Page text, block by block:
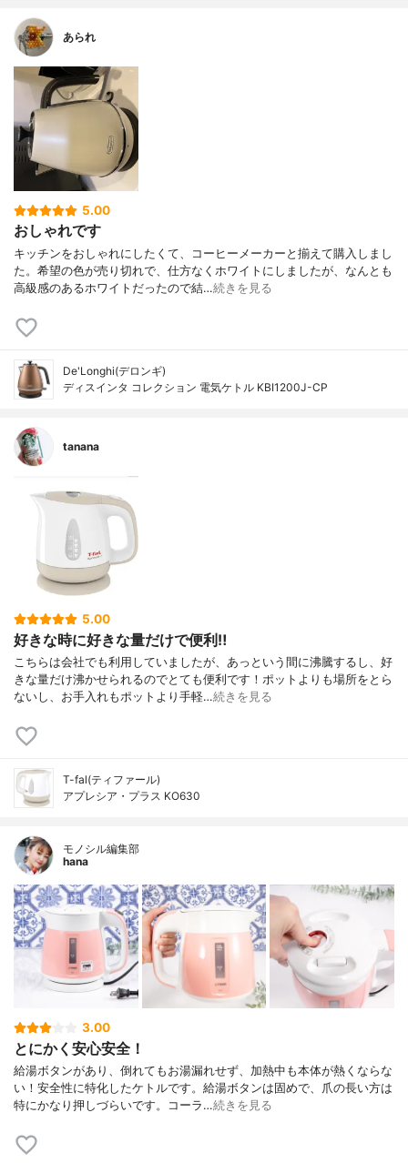
あられ
5.00
おしゃれです
キッチンをおしゃれにしたくて、コーヒーメーカーと揃えて購入しまし
た。希望の色が売り切れで、仕方なくホワイトにしましたが、なんとも
高級感のあるホワイトだったので結…続きを見る
De'Longhi(デロンギ)
ディスインタ コレクション 電気ケトル KBI1200J-CP
tanana
5.00
好きな時に好きな量だけで便利‼︎
こちらは会社でも利用していましたが、あっという間に沸騰するし、好
きな量だけ沸かせられるのでとても便利です！ポットよりも場所をとら
ないし、お手入れもポットより手軽…続きを見る
T-fal(ティファール)
アプレシア・プラス KO630
モノシル編集部
hana
3.00
とにかく安心安全！
給湯ボタンがあり、倒れてもお湯漏れせず、加熱中も本体が熱くならな
い！安全性に特化したケトルです。給湯ボタンは固めで、爪の長い方は
特にかなり押しづらいです。コーラ…続きを見る